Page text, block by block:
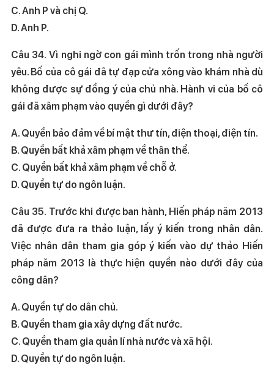
C. Anh P và chị Q.
D. Anh P.
Câu 34. Vì nghi ngờ con gái mình trốn trong nhà người
yêu. Bố của cô gái đã tự đạp cửa xông vào khám nhà dù
không được sự đồng ý của chủ nhà. Hành vi của bố cô
gái đã xâm phạm vào quyền gì dưới đây?
A. Quyền bảo đảm về bí mật thư tín, điện thoại, điện tín.
B. Quyền bất khả xâm phạm về thân thể.
C. Quyền bất khả xâm phạm về chỗ ở.
D. Quyền tự do ngôn luận.
Câu 35. Trước khi được ban hành, Hiến pháp năm 2013
đã được đưa ra thảo luận, lấy ý kiến trong nhân dân.
Việc nhân dân tham gia góp ý kiến vào dự thảo Hiến
pháp năm 2013 là thực hiện quyền nào dưới đây của
công dân?
A. Quyền tự do dân chủ.
B. Quyền tham gia xây dựng đất nước.
C. Quyền tham gia quản lí nhà nước và xã hội.
D. Quyền tự do ngôn luận.